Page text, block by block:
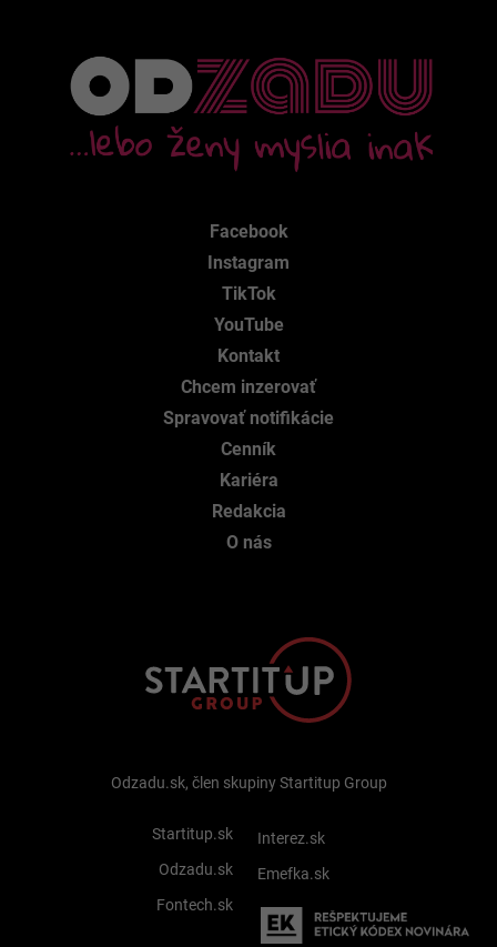
Facebook
Instagram
TikTok
YouTube
Kontakt
Chcem inzerovať
Spravovať notifikácie
Cenník
Kariéra
Redakcia
O nás
Odzadu.sk, člen skupiny Startitup Group
Startitup.sk
Odzadu.sk
Fontech.sk
Interez.sk
Emefka.sk